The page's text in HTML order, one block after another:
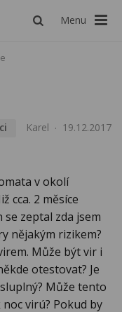
Menu
Karel 19.12.2017
v okolí
cca. 2 měsíce
se zeptal zda jsem
nějakým rizikem?
Může být vir i
otestovat? Je
Může tento
virú? Pokud by